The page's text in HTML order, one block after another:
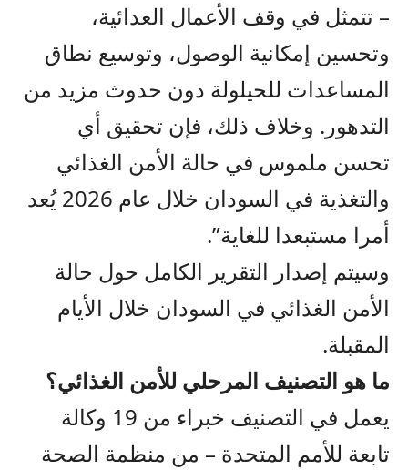
– تتمثل في وقف الأعمال العدائية،
وتحسين إمكانية الوصول، وتوسيع نطاق
المساعدات للحيلولة دون حدوث مزيد من
التدهور. وخلاف ذلك، فإن تحقيق أي
تحسن ملموس في حالة الأمن الغذائي
والتغذية في السودان خلال عام 2026 يُعد
أمرا مستبعدا للغاية”.
وسيتم إصدار التقرير الكامل حول حالة
الأمن الغذائي في السودان خلال الأيام
المقبلة.
ما هو التصنيف المرحلي للأمن الغذائي؟
يعمل في التصنيف خبراء من 19 وكالة
تابعة للأمم المتحدة – من منظمة الصحة